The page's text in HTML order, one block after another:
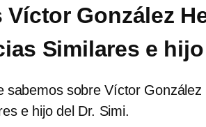
González
Similares e
sabemos sobre Víctor
e hijo del Dr. Simi.